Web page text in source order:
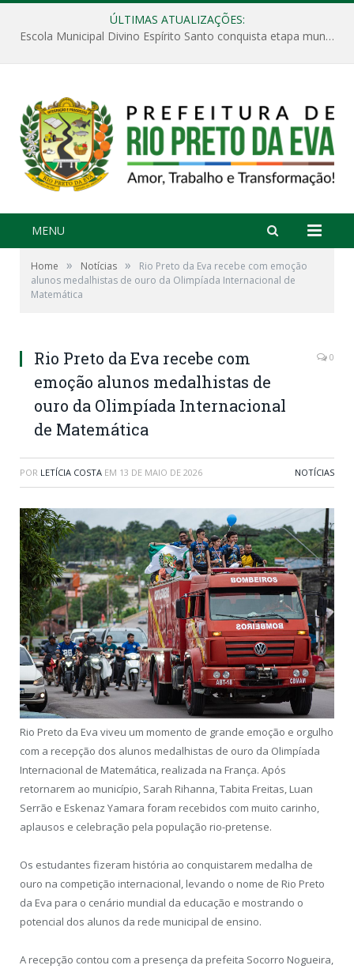
ÚLTIMAS ATUALIZAÇÕES:
Escola Municipal Divino Espírito Santo conquista etapa municipal da V Feira Amazonense de Matemática
MENU
Home » Notícias »
Rio Preto da Eva recebe com emoção
alunos medalhistas de ouro da Olimpíada Internacional de
Matemática
Rio Preto da Eva recebe com
emoção alunos medalhistas de
ouro da Olimpíada Internacional
de Matemática
0
POR LETÍCIA COSTA EM 13 DE MAIO DE 2026 NOTÍCIAS
Rio Preto da Eva viveu um momento de grande emoção e orgulho
com a recepção dos alunos medalhistas de ouro da Olimpíada
Internacional de Matemática, realizada na França. Após
retornarem ao município, Sarah Rihanna, Tabita Freitas, Luan
Serrão e Eskenaz Yamara foram recebidos com muito carinho,
aplausos e celebração pela população rio-pretense.
Os estudantes fizeram história ao conquistarem medalha de
ouro na competição internacional, levando o nome de Rio Preto
da Eva para o cenário mundial da educação e mostrando o
potencial dos alunos da rede municipal de ensino.
A recepção contou com a presença da prefeita Socorro Nogueira,